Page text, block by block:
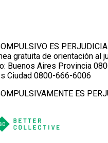
ES
gratuita de orientación al
Buenos Aires Provincia
Ciudad 0800-666-6006
ES